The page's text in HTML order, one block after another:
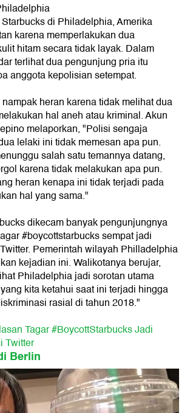
di Philadelphia, Amerika
karena memperlakukan dua
hitam secara tidak layak. Dalam
terlihat dua pengunjung pria itu
anggota kepolisian setempat.
heran karena tidak melihat dua
hal aneh atau kriminal. Akun
melaporkan, "Polisi sengaja
lelaki ini tidak memesan apa pun.
salah satu temannya datang,
karena tidak melakukan apa pun.
heran kenapa ini tidak terjadi pada
hal yang sama."
dikecam banyak pengunjungnya
#boycottstarbucks sempat jadi
Pemerintah wilayah Philladelphia
kejadian ini. Walikotanya berujar,
Philadelphia jadi sorotan utama
kita ketahui saat ini terjadi hingga
rasial di tahun 2018."
Tagar #BoycottStarbucks Jadi
Twitter
Berlin